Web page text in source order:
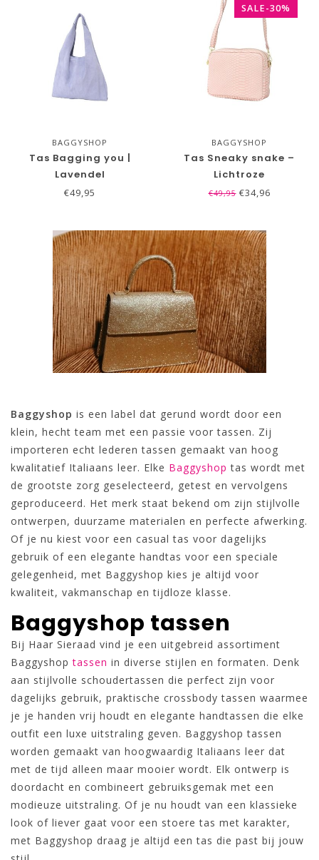
BAGGYSHOP
Tas Bagging you |
Lavendel
€49,95
SALE-30%
BAGGYSHOP
Tas Sneaky snake –
Lichtroze
€49,95€34,96
Baggyshop is een label dat gerund wordt door een
klein, hecht team met een passie voor tassen. Zij
importeren echt lederen tassen gemaakt van hoog
kwalitatief Italiaans leer. Elke Baggyshop tas wordt met
de grootste zorg geselecteerd, getest en vervolgens
geproduceerd. Het merk staat bekend om zijn stijlvolle
ontwerpen, duurzame materialen en perfecte afwerking.
Of je nu kiest voor een casual tas voor dagelijks
gebruik of een elegante handtas voor een speciale
gelegenheid, met Baggyshop kies je altijd voor
kwaliteit, vakmanschap en tijdloze klasse.
Baggyshop tassen
Bij Haar Sieraad vind je een uitgebreid assortiment
Baggyshoptassen in diverse stijlen en formaten. Denk
aan stijlvolle schoudertassen die perfect zijn voor
dagelijks gebruik, praktische crossbody tassen waarmee
je je handen vrij houdt en elegante handtassen die elke
outfit een luxe uitstraling geven. Baggyshop tassen
worden gemaakt van hoogwaardig Italiaans leer dat
met de tijd alleen maar mooier wordt. Elk ontwerp is
doordacht en combineert gebruiksgemak met een
modieuze uitstraling. Of je nu houdt van een klassieke
look of liever gaat voor een stoere tas met karakter,
met Baggyshop draag je altijd een tas die past bij jouw